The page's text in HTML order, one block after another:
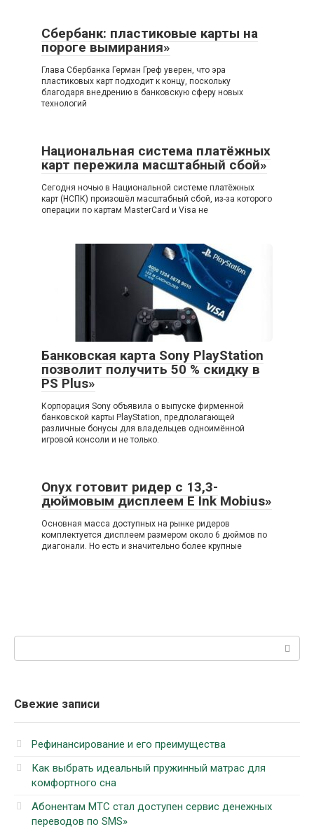
Сбербанк: пластиковые карты на
пороге вымирания»
Глава Сбербанка Герман Греф уверен, что эра
пластиковых карт подходит к концу, поскольку
благодаря внедрению в банковскую сферу новых
технологий
Национальная система платёжных
карт пережила масштабный сбой»
Сегодня ночью в Национальной системе платёжных
карт (НСПК) произошёл масштабный сбой, из-за которого
операции по картам MasterCard и Visa не
Банковская карта Sony PlayStation
позволит получить 50 % скидку в
PS Plus»
Корпорация Sony объявила о выпуске фирменной
банковской карты PlayStation, предполагающей
различные бонусы для владельцев одноимённой
игровой консоли и не только.
Onyx готовит ридер с 13,3-
дюймовым дисплеем E Ink Mobius»
Основная масса доступных на рынке ридеров
комплектуется дисплеем размером около 6 дюймов по
диагонали. Но есть и значительно более крупные
Свежие записи
Рефинансирование и его преимущества
Как выбрать идеальный пружинный матрас для
комфортного сна
Абонентам МТС стал доступен сервис денежных
переводов по SMS»